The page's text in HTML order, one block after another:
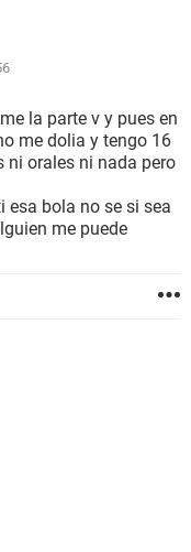
la parte v y pues en
me dolia y tengo 16
ni orales ni nada pero
esa bola no se si sea
me puede